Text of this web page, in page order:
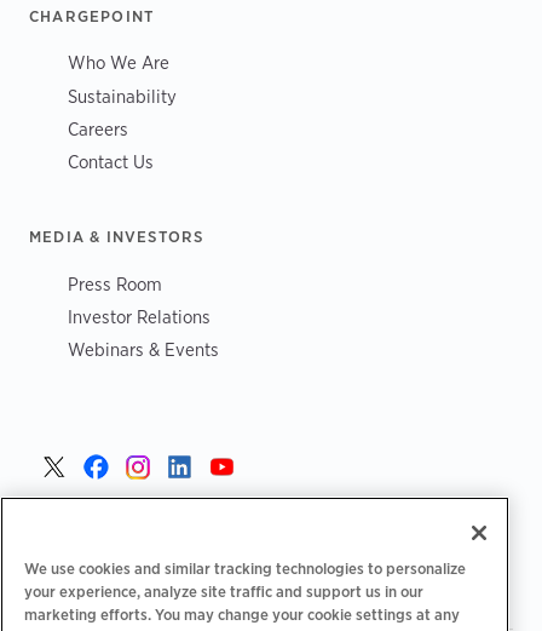
CHARGEPOINT
Who We Are
Sustainability
Careers
Contact Us
MEDIA & INVESTORS
Press Room
Investor Relations
Webinars & Events
We use cookies and similar tracking technologies to personalize
your experience, analyze site traffic and support us in our
marketing efforts. You may change your cookie settings at any